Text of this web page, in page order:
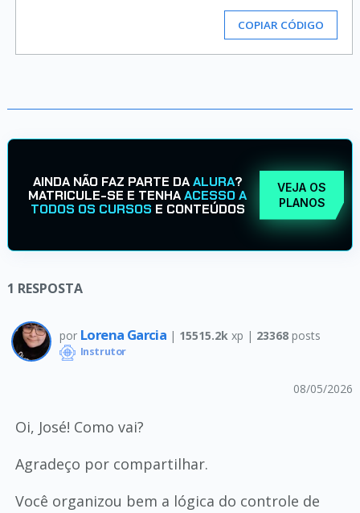
COPIAR CÓDIGO
AINDA NÃO FAZ PARTE DAALURA?
MATRICULE-SE E TENHAACESSO A
TODOS OS CURSOS E CONTEÚDOS
VEJA OS
PLANOS
1 RESPOSTA
por Lorena Garcia | 15515.2k xp | 23368posts
Instrutor
08/05/2026
Oi, José! Como vai?
Agradeço por compartilhar.
Você organizou bem a lógica do controle de